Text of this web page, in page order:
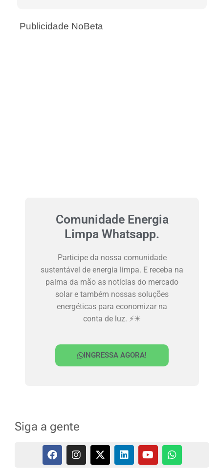
Publicidade NoBeta
Comunidade Energia
Limpa Whatsapp.
Participe da nossa comunidade
sustentável de energia limpa. E receba na
palma da mão as notícias do mercado
solar e também nossas soluções
energéticas para economizar na
conta de luz. ⚡☀
INGRESSA AGORA!
Siga a gente